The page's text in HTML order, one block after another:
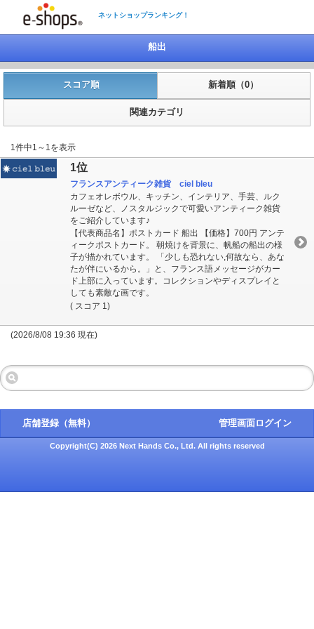
ネットショップランキング！
船出
スコア順 新着順（0）
関連カテゴリ
1件中1～1を表示
1位
フランスアンティーク雑貨 ciel bleu
カフェオレボウル、キッチン、インテリア、手芸、ルク
ルーゼなど、ノスタルジックで可愛いアンティーク雑貨
をご紹介しています♪
【代表商品名】ポストカード 船出 【価格】700円 アンテ
ィークポストカード。 朝焼けを背景に、帆船の船出の様
子が描かれています。 「少しも恐れない,何故なら、あな
たが伴にいるから。」と、フランス語メッセージがカー
ド上部に入っています。コレクションやディスプレイと
しても素敵な画です。
( スコア 1)
(2026/8/08 19:36 現在)
店舗登録（無料） 管理画面ログイン
Copyright(C) 2026 Next Hands Co., Ltd. All rights reserved